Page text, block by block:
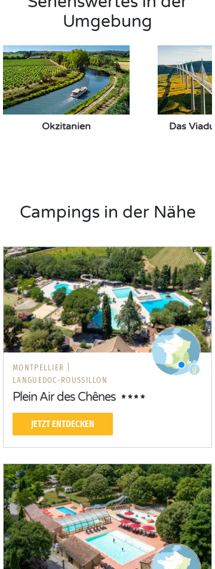
Umgebung
Okzitanien Das
Campings in der Nähe
MONTPELLIER |
LANGUEDOC-ROUSSILLON
Plein Air des Chênes
JETZT ENTDECKEN